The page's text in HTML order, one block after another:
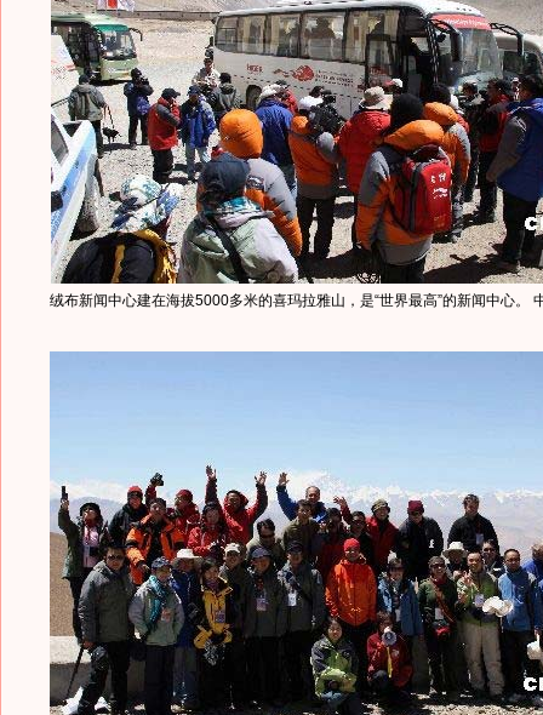
绒布新闻中心建在海拔5000多米的喜玛拉雅山，是“世界最高”的新闻中心。